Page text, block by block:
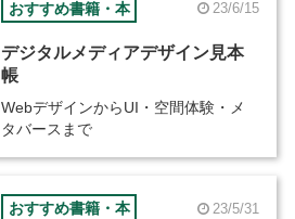
おすすめ書籍・本 23/6/15
デジタルメディアデザイン見本
帳
WebデザインからUI・空間体験・メ
タバースまで
おすすめ書籍・本 23/5/31